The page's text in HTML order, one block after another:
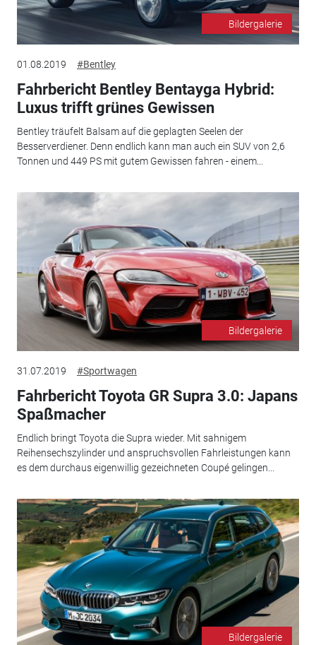
Bildergalerie
01.08.2019 #Bentley
Fahrbericht Bentley Bentayga Hybrid:
Luxus trifft grünes Gewissen
Bentley träufelt Balsam auf die geplagten Seelen der
Besserverdiener. Denn endlich kann man auch ein SUV von 2,6
Tonnen und 449 PS mit gutem Gewissen fahren - einem...
Bildergalerie
31.07.2019 #Sportwagen
Fahrbericht Toyota GR Supra 3.0: Japans
Spaßmacher
Endlich bringt Toyota die Supra wieder. Mit sahnigem
Reihensechszylinder und anspruchsvollen Fahrleistungen kann
es dem durchaus eigenwillig gezeichneten Coupé gelingen...
Bildergalerie